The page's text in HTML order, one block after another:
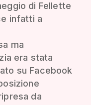
di Fellette
infatti a
ma
era stata
su Facebook
da